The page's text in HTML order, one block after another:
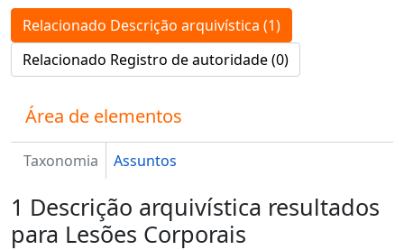
Relacionado Descrição arquivística (1)
Relacionado Registro de autoridade (0)
Área de elementos
Taxonomia Assuntos
1 Descrição arquivística resultados
para Lesões Corporais